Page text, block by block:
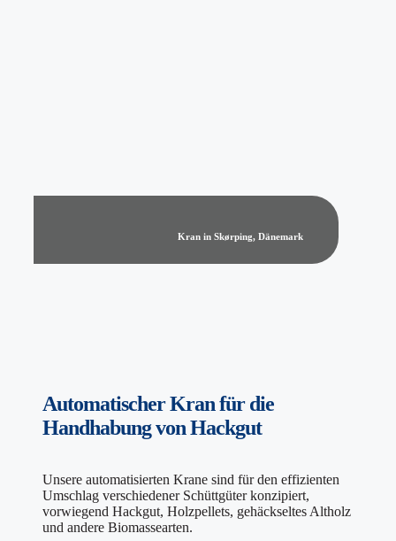
Kran in Skørping, Dänemark
Automatischer Kranfür die
Handhabung vonHackgut
Unsere automatisierten Krane sind für den effizienten
Umschlag verschiedener Schüttgüter konzipiert,
vorwiegend Hackgut, Holzpellets, gehäckseltes Altholz
und andere Biomassearten.